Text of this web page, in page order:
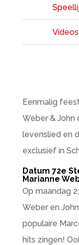
Videos
Eenmalig
Weber & John
levenslied en
exclusief in
Datum 72e
Marianne
Op maandag
Weber en
populaire
hits zingen!